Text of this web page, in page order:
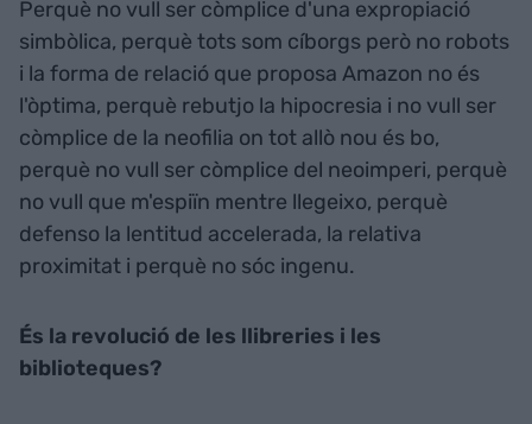
Perquè no vull ser còmplice d'una expropiació
simbòlica, perquè tots som cíborgs però no robots
i la forma de relació que proposa Amazon no és
l'òptima, perquè rebutjo la hipocresia i no vull ser
còmplice de la neofilia on tot allò nou és bo,
perquè no vull ser còmplice del neoimperi, perquè
no vull que m'espiïn mentre llegeixo, perquè
defenso la lentitud accelerada, la relativa
proximitat i perquè no sóc ingenu.
És la revolució de les llibreries i les
biblioteques?